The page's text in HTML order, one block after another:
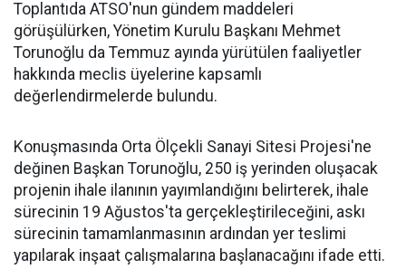
Toplantıda ATSO'nun gündem maddeleri
görüşülürken, Yönetim Kurulu Başkanı Mehmet
Torunoğlu da Temmuz ayında yürütülen faaliyetler
hakkında meclis üyelerine kapsamlı
değerlendirmelerde bulundu.
Konuşmasında Orta Ölçekli Sanayi Sitesi Projesi'ne
değinen Başkan Torunoğlu, 250 iş yerinden oluşacak
projenin ihale ilanının yayımlandığını belirterek, ihale
sürecinin 19 Ağustos'ta gerçekleştirileceğini, askı
sürecinin tamamlanmasının ardından yer teslimi
yapılarak inşaat çalışmalarına başlanacağını ifade etti.